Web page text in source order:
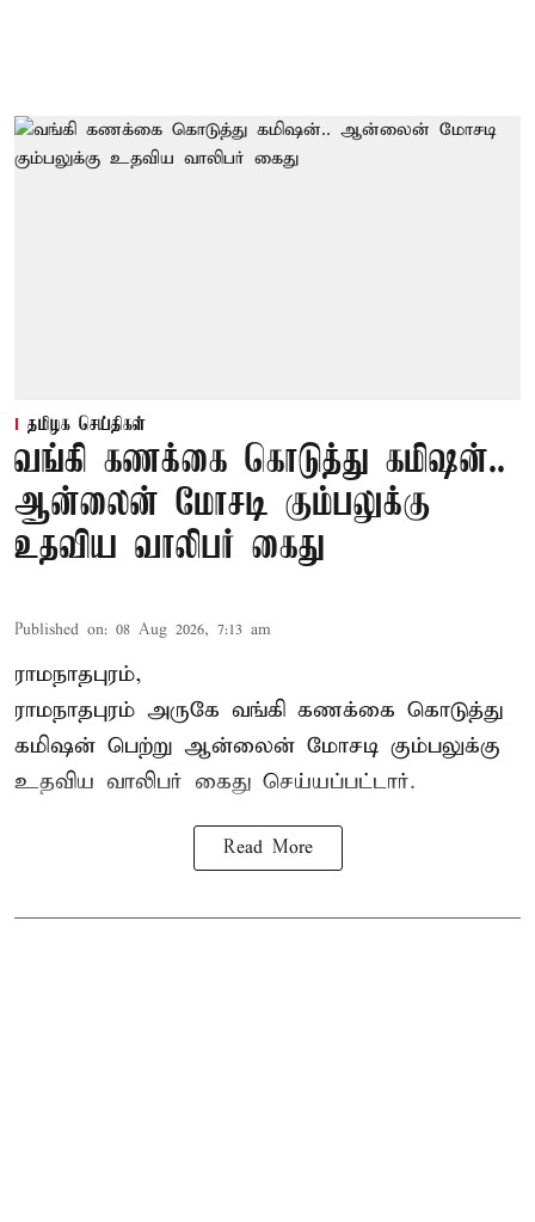
தமிழக செய்திகள்
வங்கி கணக்கை கொடுத்து கமிஷன்..
ஆன்லைன் மோசடி கும்பலுக்கு
உதவிய வாலிபர் கைது
Published on: 08 Aug 2026, 7:13 am
ராமநாதபுரம்,
ராமநாதபுரம் அருகே வங்கி கணக்கை கொடுத்து
கமிஷன் பெற்று ஆன்லைன் மோசடி கும்பலுக்கு
உதவிய வாலிபர் கைது செய்யப்பட்டார்.
Read More